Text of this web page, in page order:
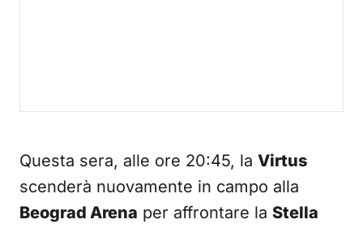
Questa sera, alle ore 20:45, la Virtus
scenderà nuovamente in campo alla
Beograd Arena per affrontare la Stella